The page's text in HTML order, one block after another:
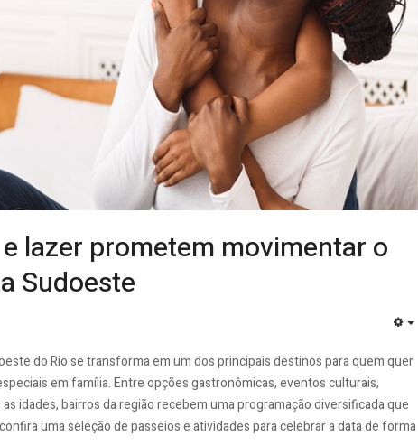
lazer prometem movimentar o
Sudoeste
do Rio se transforma em um dos principais destinos para quem quer
em família. Entre opções gastronômicas, eventos culturais,
idades, bairros da região recebem uma programação diversificada que
uma seleção de passeios e atividades para celebrar a data de forma